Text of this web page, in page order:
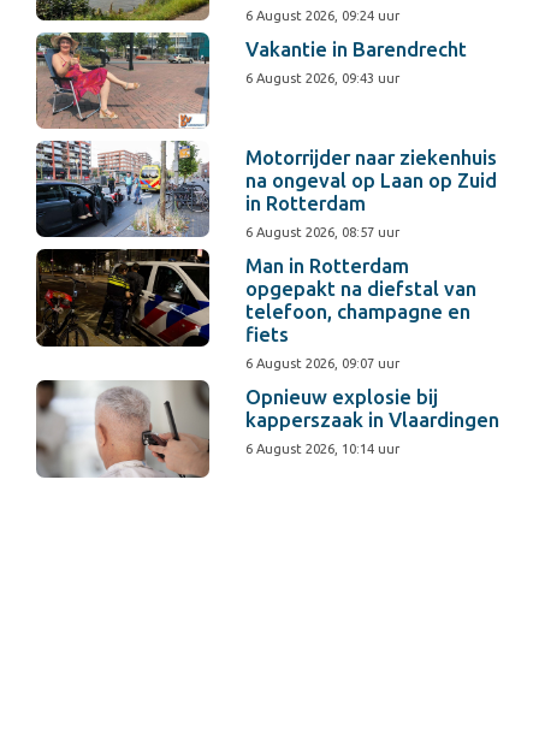
6 August 2026, 09:24 uur
Vakantie in Barendrecht
6 August 2026, 09:43 uur
Motorrijder naar ziekenhuis
na ongeval op Laan op Zuid
in Rotterdam
6 August 2026, 08:57 uur
Man in Rotterdam
opgepakt na diefstal van
telefoon, champagne en
fiets
6 August 2026, 09:07 uur
Opnieuw explosie bij
kapperszaak in Vlaardingen
6 August 2026, 10:14 uur